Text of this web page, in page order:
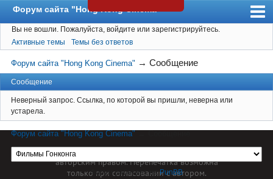
Форум сайта "Hong Kong Cinema"
Форум
Новости
Пользователи
Поиск
Вы не вошли. Пожалуйста, войдите или зарегистрируйтесь.
Активные темы
Темы без ответов
Форум сайта "Hong Kong Cinema" →Сообщение
Сообщение
Неверный запрос. Ссылка, по которой вы пришли, неверна или
устарела.
Форум сайта "Hong Kong Cinema"
Форум работает наPunBB
Материал сайта hkcinema.ru защищен
авторским правом. Перепечатка возможна
только при согласовании с автором.